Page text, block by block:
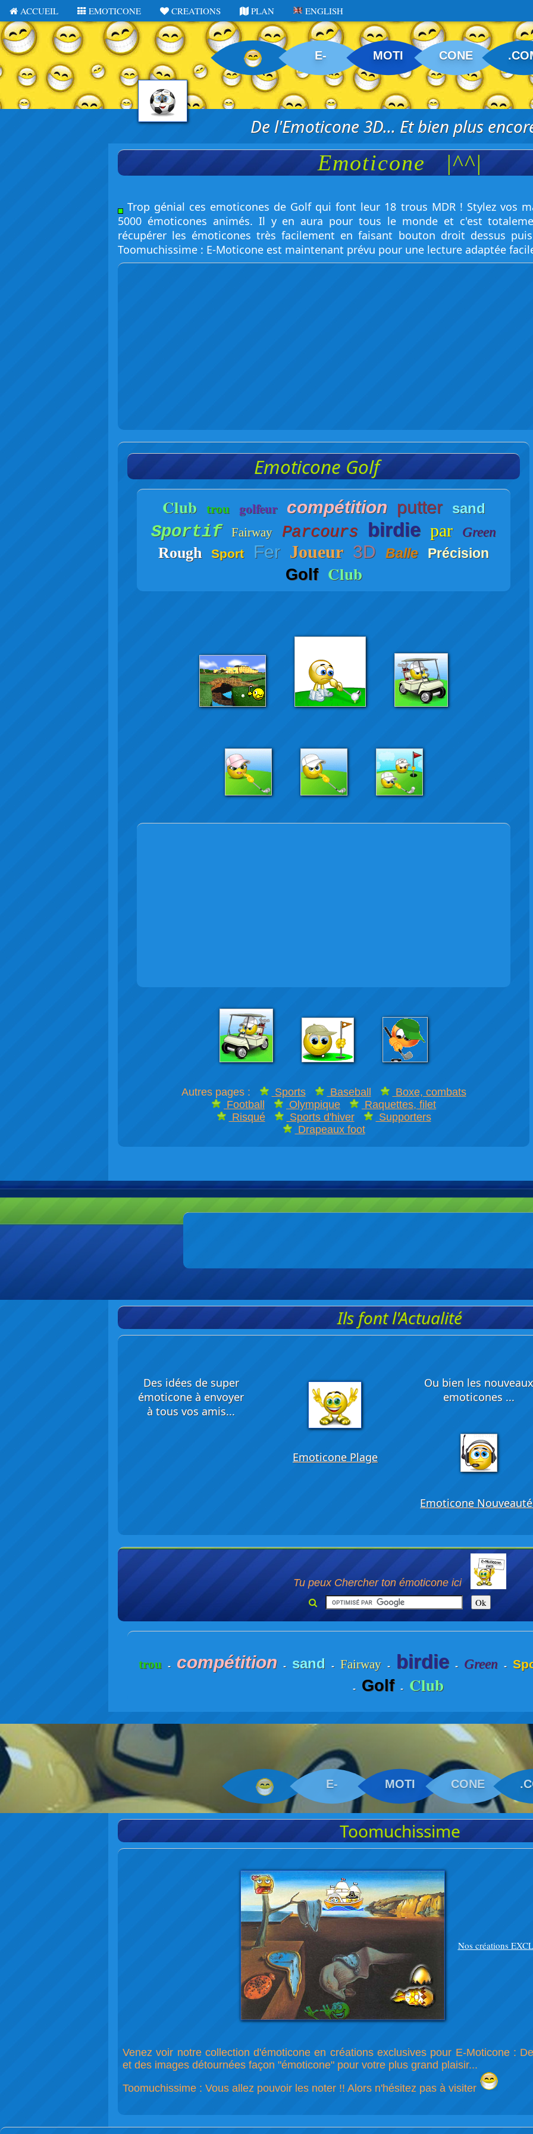
ACCUEIL EMOTICONE CREATIONS PLAN ENGLISH
E- MOTI CONE
De l'Emoticone 3D... Et bien plus
Emoticone|^^|
Trop génial ces emoticones de Golf qui font leur 18 trous MDR ! Stylez vos
5000 émoticones animés. Il y en aura pour tous le monde et c'est
récupérer les émoticones très facilement en faisant bouton droit dessus
Toomuchissime : E-Moticone est maintenant prévu pour une lecture adaptée
Emoticone Golf
Club trou golfeur compétition putter sand
Sportif Fairway Parcours birdie par Green
Rough Sport Fer Joueur 3D Balle Précision
Golf Club
Autres pages : Sports Baseball
Boxe, combats
Football
Olympique
Raquettes, filet
Risqué
Sports d'hiver
Supporters
Drapeaux foot
Ils font l'Actualité
Des idées de super
émoticone à envoyer
à tous vos amis...
Emoticone Plage
Ou bien les
emoticones ...
Emoticone
Tu peux Chercher ton émoticone ici
trou - compétition - sand - Fairway - birdie - Green -
- Golf - Club
E- MOTI CONE
Toomuchissime
Nos créations
Venez voir notre collection d'émoticone en créations exclusives pour E-Moticone :
et des images détournées façon "émoticone" pour votre plus grand plaisir...
Toomuchissime : Vous allez pouvoir les noter !! Alors n'hésitez pas à visiter